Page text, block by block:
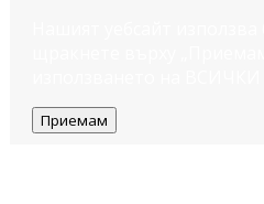
Приемам